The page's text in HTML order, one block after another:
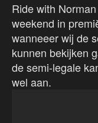
Ride with
weekend in
wanneeer wij de
kunnen bekijken
de semi-legale
wel aan.